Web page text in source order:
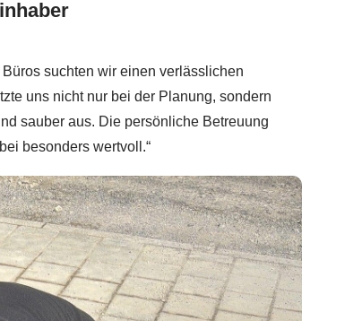
suchten wir einen verlässlichen
uns nicht nur bei der Planung, sondern
sauber aus. Die persönliche Betreuung
besonders wertvoll.“